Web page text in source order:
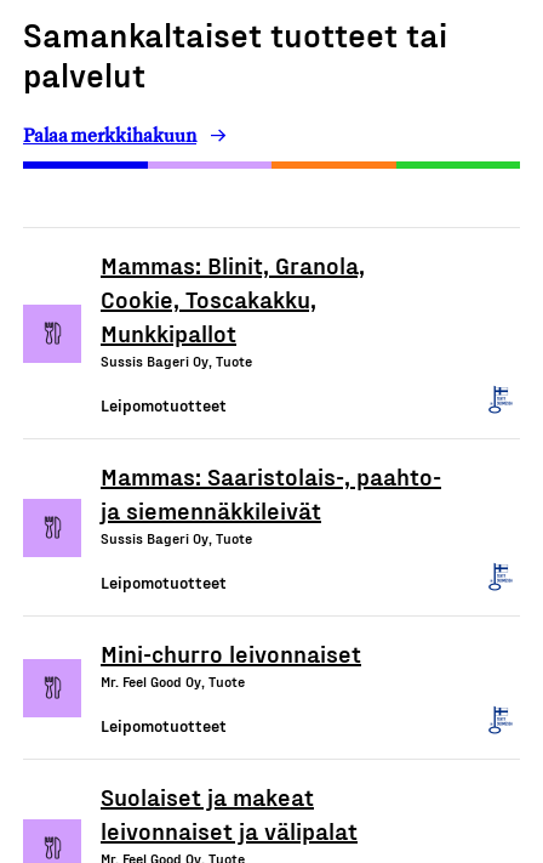
Samankaltaiset tuotteet tai
palvelut
Palaa merkkihakuun
Mammas: Blinit, Granola,
Cookie, Toscakakku,
Munkkipallot
Sussis Bageri Oy, Tuote
Leipomotuotteet
Mammas: Saaristolais-, paahto-
ja siemennäkkileivät
Sussis Bageri Oy, Tuote
Leipomotuotteet
Mini-churro leivonnaiset
Mr. Feel Good Oy, Tuote
Leipomotuotteet
Suolaiset ja makeat
leivonnaiset ja välipalat
Mr. Feel Good Oy, Tuote